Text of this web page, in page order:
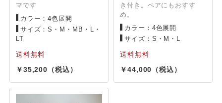
マです
カラー：4色展開
サイズ：S・M・MB・L・
LT
35,200
き付き。ペアにもおすす
め。
カラー：4色展開
サイズ：S・M・L
44,000